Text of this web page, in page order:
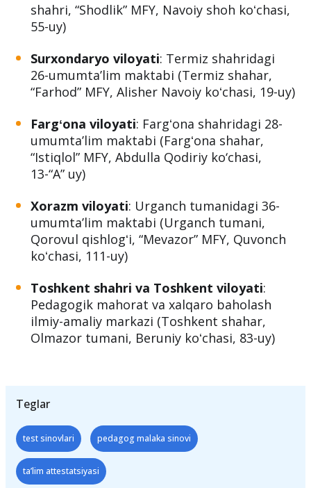
shahri, “Shodlik” MFY, Navoiy shoh koʻchasi,
55-uy)
Surxondaryo viloyati: Termiz shahridagi
26-umumtaʼlim maktabi (Termiz shahar,
“Farhod” MFY, Alisher Navoiy koʻchasi, 19-uy)
Fargʻona viloyati: Fargʻona shahridagi 28-
umumtaʼlim maktabi (Fargʻona shahar,
“Istiqlol” MFY, Abdulla Qodiriy ko‘chasi,
13-“A” uy)
Xorazm viloyati: Urganch tumanidagi 36-
umumtaʼlim maktabi (Urganch tumani,
Qorovul qishlogʻi, “Mevazor” MFY, Quvonch
koʻchasi, 111-uy)
Toshkent shahri va Toshkent viloyati:
Pedagogik mahorat va xalqaro baholash
ilmiy-amaliy markazi (Toshkent shahar,
Olmazor tumani, Beruniy koʻchasi, 83-uy)
Teglar
test sinovlari pedagog malaka sinovi
ta’lim attestatsiyasi